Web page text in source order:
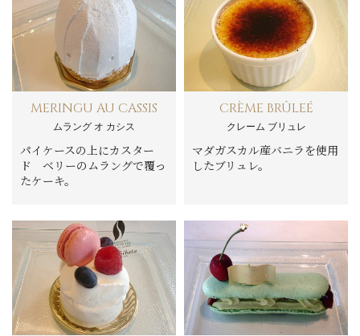
MERINGU AU CASSIS
ムラング オ カシス
パイケースの上にカスター
ド ベリーのムラングで覆っ
たケーキ。
CRÈME BRÛLEÉ
クレーム ブリュレ
マダガスカル産バニラを使用
したブリュレ。